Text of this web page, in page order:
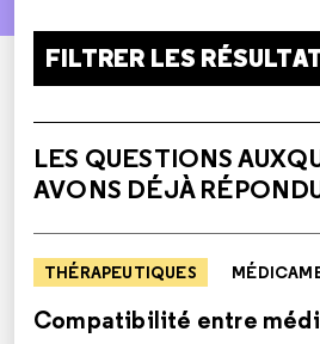
FILTRER LES
LES QUESTIONS
AVONS DÉJÀ
THÉRAPEUTIQUES
Compatibilité entre